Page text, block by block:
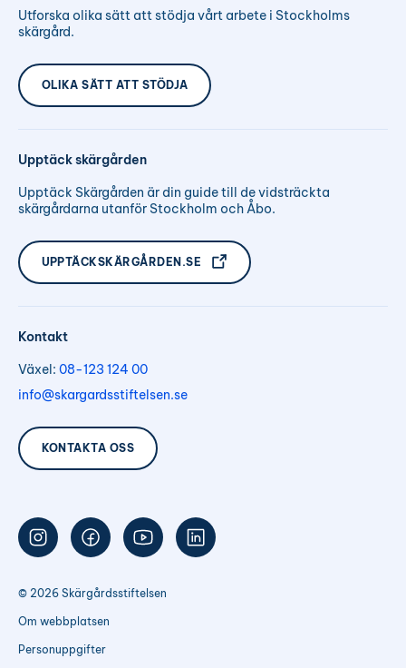
Utforska olika sätt att stödja vårt arbete i Stockholms
skärgård.
OLIKA SÄTT ATT STÖDJA
Upptäck skärgården
Upptäck Skärgården är din guide till de vidsträckta
skärgårdarna utanför Stockholm och Åbo.
UPPTÄCKSKÄRGÅRDEN.SE
Kontakt
Växel: 08-123 124 00
info@skargardsstiftelsen.se
KONTAKTA OSS
© 2026 Skärgårdsstiftelsen
Om webbplatsen
Personuppgifter
Följ
oss
på
Följ
oss
på
Följ
oss
på
Följ
oss
på